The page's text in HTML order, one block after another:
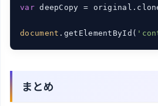
var deepCopy =
document .getElementById(
まとめ